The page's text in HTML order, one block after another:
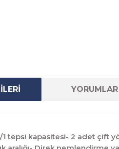
YORUMLAR
1 tepsi kapasitesi- 2 adet çift